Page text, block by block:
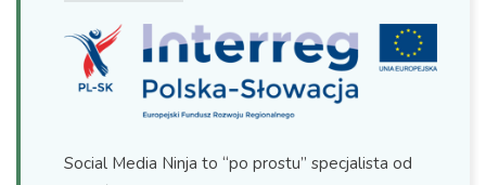
Social Media Ninja to “po prostu” specjalista od